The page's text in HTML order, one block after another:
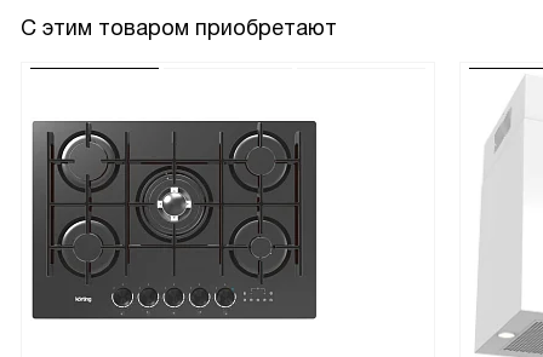
кухне: простая в использовании, надёжная и почти
С этим товаром приобретают